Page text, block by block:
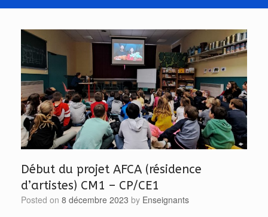
Début du projet AFCA (résidence
d’artistes) CM1 – CP/CE1
Posted on 8 décembre 2023 by Enseignants